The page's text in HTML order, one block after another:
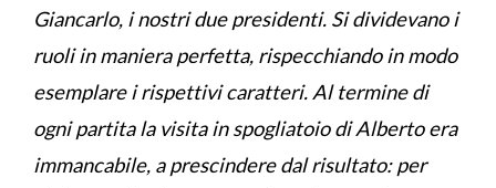
Giancarlo, i nostri due presidenti. Si dividevano i
ruoli in maniera perfetta, rispecchiando in modo
esemplare i rispettivi caratteri. Al termine di
ogni partita la visita in spogliatoio di Alberto era
immancabile, a prescindere dal risultato: per